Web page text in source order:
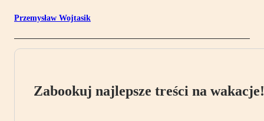
Przemysław Wojtasik
Zabookuj najlepsze treści na wakacje!